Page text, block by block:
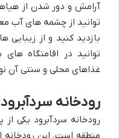
آرامش و دور شدن از
توانید از چشمه های آب
بازدید کنید و از
توانید در اقامتگاه
غذاهای محلی و سنتی آن
رودخانه سردآبرود
رودخانه سردآبرود یکی